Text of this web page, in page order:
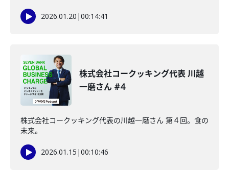
2026.01.20 |00:14:41
株式会社コークッキング代表 川越
一磨さん #4
株式会社コークッキング代表の川越一磨さん 第４回。食の
未来。
2026.01.15 |00:10:46